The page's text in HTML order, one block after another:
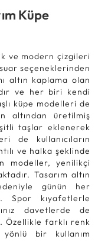
Küpe
ve modern çizgileri
seçeneklerinden
altın kaplama olan
ve her biri kendi
küpe modelleri de
altından üretilmiş
taşlar eklenerek
de kullanıcıların
ve halka şeklinde
modeller, yenilikçi
Tasarım altın
günün her
Spor kıyafetlerle
davetlerde de
Özellikle farklı renk
bir kullanım